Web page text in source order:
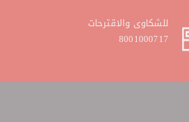
للشكاوى والاقترحات
8001000717